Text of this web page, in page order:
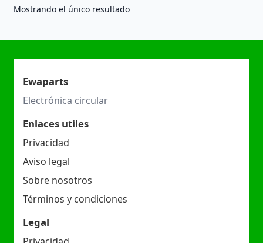
Mostrando el único resultado
Ewaparts
Electrónica circular
Enlaces utiles
Privacidad
Aviso legal
Sobre nosotros
Términos y condiciones
Legal